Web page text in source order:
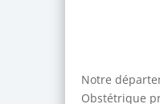
Notre
Obstétrique